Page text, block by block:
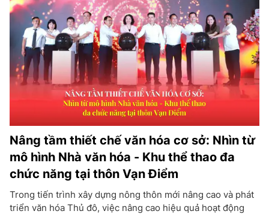
Nâng tầm thiết chế văn hóa cơ sở: Nhìn từ
mô hình Nhà văn hóa - Khu thể thao đa
chức năng tại thôn Vạn Điểm
Trong tiến trình xây dựng nông thôn mới nâng cao và phát
triển văn hóa Thủ đô, việc nâng cao hiệu quả hoạt động